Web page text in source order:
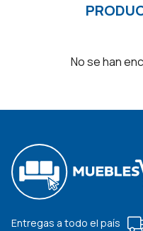
No se han
Entregas a todo el país